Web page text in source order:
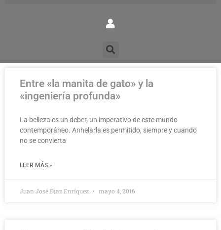
Entre «la manita de gato» y la
«ingeniería profunda»
La belleza es un deber, un imperativo de este mundo
contemporáneo. Anhelarla es permitido, siempre y cuando
no se convierta
LEER MÁS »
Juan José Díaz Enríquez mayo 4, 2016